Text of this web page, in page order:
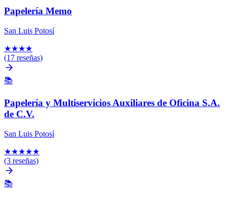
Papelería Memo
San Luis Potosí
★★★★
(17 reseñas)
📚
Papelería y Multiservicios Auxiliares de Oficina S.A.
de C.V.
San Luis Potosí
★★★★★
(3 reseñas)
📚